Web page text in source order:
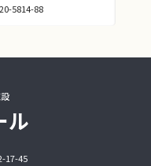
5814-88
受付・事務手続・お客
の緊急連絡
運送機関等の提供する
ル
17-45